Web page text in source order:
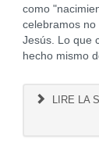
como
celebramos no
Jesús. Lo que
hecho mismo
LIRE LA